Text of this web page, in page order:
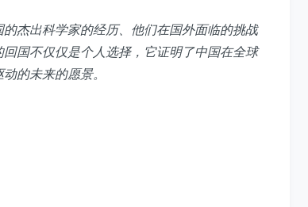
杰出科学家的经历、他们在国外面临的挑战
国不仅仅是个人选择，它证明了中国在全球
的未来的愿景。